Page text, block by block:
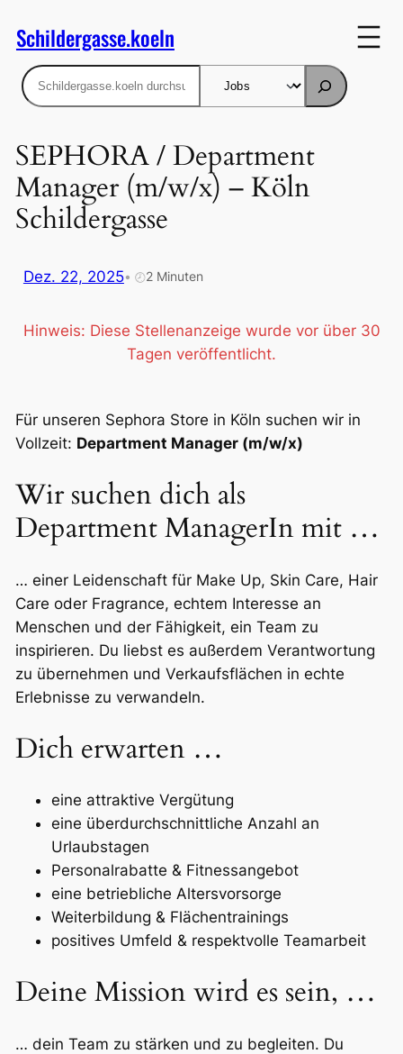
Inhalt
springen
Schildergasse.koeln
Suchen
SEPHORA / Department
Manager (m/w/x) – Köln
Schildergasse
Dez. 22, 2025• 🕗2 Minuten
Hinweis: Diese Stellenanzeige wurde vor über 30
Tagen veröffentlicht.
Für unseren Sephora Store in Köln suchen wir in
Vollzeit: Department Manager (m/w/x)
Wir suchen dich als
Department ManagerIn mit …
… einer Leidenschaft für Make Up, Skin Care, Hair
Care oder Fragrance, echtem Interesse an
Menschen und der Fähigkeit, ein Team zu
inspirieren. Du liebst es außerdem Verantwortung
zu übernehmen und Verkaufsflächen in echte
Erlebnisse zu verwandeln.
Dich erwarten …
eine attraktive Vergütung
eine überdurchschnittliche Anzahl an
Urlaubstagen
Personalrabatte & Fitnessangebot
eine betriebliche Altersvorsorge
Weiterbildung & Flächentrainings
positives Umfeld & respektvolle Teamarbeit
Deine Mission wird es sein, …
… dein Team zu stärken und zu begleiten. Du